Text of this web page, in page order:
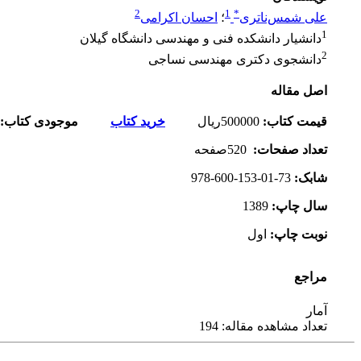
علی شمس‌ناتری*
1؛ احسان اکرامی2
1دانشیار دانشکده فنی و مهندسی دانشگاه گیلان
2دانشجوی دکتری مهندسی نساجی
اصل مقاله
قیمت کتاب: ریال خرید کتاب موجودی کتاب:
تعداد صفحات: صفحه
شابک:
سال چاپ:
نوبت چاپ: اول
مراجع
آمار
تعداد مشاهده مقاله: 194